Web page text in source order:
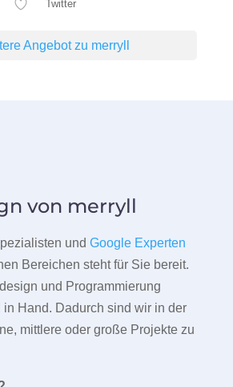
Twitter
Angebot zu merryll
von merryll
und Google Experten
Bereichen steht für Sie bereit.
und Programmierung
Hand. Dadurch sind wir in der
mittlere oder große Projekte zu